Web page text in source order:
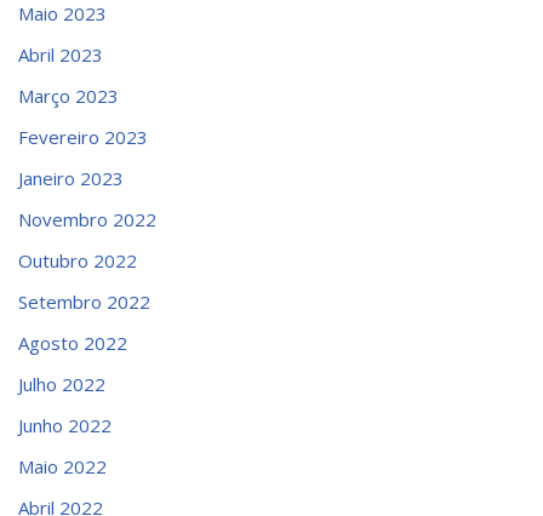
Maio 2023
Abril 2023
Março 2023
Fevereiro 2023
Janeiro 2023
Novembro 2022
Outubro 2022
Setembro 2022
Agosto 2022
Julho 2022
Junho 2022
Maio 2022
Abril 2022